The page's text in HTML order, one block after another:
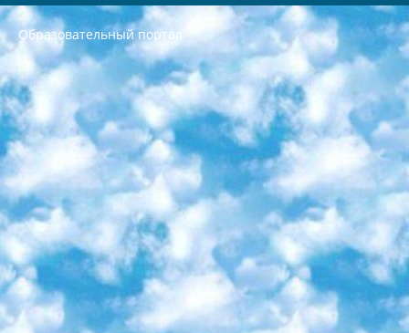
Образовательный портал
РЕСПУБЛИКА УЗБЕКИСТАН МИНИСТРЕРСТВО ДОШКОЛЬНОГО И ШКОЛЬНОГО ОБРАЗОВАНИЯ КОМАНДА в общеобразовательных учреждениях в 2023-2024 учебном году организация и проведение итоговой государственной аттестации обучающихся о Министра дошкольного и школьного образования Республики Узбекистан от 4 марта 2008 года (постановлением Минюста от 20 марта 2008 года № 1778 государственной регистрации) «Итоговое состояние учащихся общего среднего образования на основании положения об утверждении положения об аттестации общего среднего образования выпускной экзамен студентов в образовательных учреждениях в 2023-2024 учебном году В целях организации и прохождения аттестации приказываю: 1. Следующее: перечень предметов, по которым будет проводиться итоговая государственная аттестация и экзамен формы перевода согласно приложению 1; сертификаты международного образца, оценивающие уровень владения иностранными языками перечень согласно приложению 2; 2. Педагогический при специализированных образовательных учреждениях. научно-практический центр квалификации и международной оценки (Д.Давидова) 2024 г. До 25 марта: задания по предметам, по которым будет проводиться итоговая аттестация разработка и утверждение технических условий; итоговая аттестация на основании разработанного предметного задания разработка вопросов по предметам (устно и письменно), экзамен передача; общеобразовательные средние школы и специальные учебные заведения учащиеся выпускных классов школ и интернатов в агентской системе подготовка базы данных экзаменационных материалов и критериев оценки; перевод базы экзаменационных материалов на все языки обучения подать в Республиканский образовательный центр для изготовления; варианты экзаменов на основе разработанных контрольных материалов пусть будут поставлены задачи формирования. 3. Республиканский образовательный центр (Ш.Худайкулов) до 5 апреля 2024 года. до: база данных предоставленных экзаменационных материалов на все языки обучения перевод и экспертиза; для слепых, слабовидящих, глухих, слабослышащих и умственно отсталых детей учащиеся выпускных классов специализированных школ и школ-интернатов база данных экзаменационных материалов на всех преподаваемых языках подготовка критериев оценки; специализированные школы для умственно отсталых детей и технологии для учащихся выпускных классов школ-интернатов разработка соответствующих рекомендаций и критериев проведения ЕГЭ по естествознанию давать задания. 4. Педагогический при специализированных образовательных учреждениях. Научно-практический центр навыков и международной оценки (Д.Давидова), Республика образовательный центр (Худайкулов Ш.) итоговый государственный аттестационный экзамен ориентирован на творческое и логическое мышление при подготовке базы материалов учитывать введение заданий. 5. Следует отметить, что: сертификат государственного образца о знании общеобразовательного предмета и как минимум национальный уровень B1 по предметам на иностранных языках, указанным в Приложении 2. или международно признанный сертификат эквивалентного уровня студенты, изучающие определенный предмет, освобождаются от экзамена; по соответствующим предметам запланирована итоговая государственная аттестация за день до дня, путем жеребьевки Рабочей группой (в письменной форме по предметам, проводимым в форме) из числа сформированных вариантов выбрано 2 варианта; 2 выбранных варианта экзамена анонсированы на официальном сайте министерства и все выпускники по всей стране на основе этих вариантов проводит итоговую государственную аттестацию. 6. Государственное образование учащихся средних общеобразовательных учреждений. знания в соответствии с квалификационными требованиями, которые необходимо приобрести на основании стандартов итоговый (выпускной) контроль для 9 и 11 классов в целях тестирования Экзамены (далее – экзамены) состоят из предметов, перечисленных в приложении 1. будет сделано. 7. Экзамены пройдут с 26 мая по 15 июня 2024 г. (кроме науки физического воспитания). 8. Физическая для учащихся 9 классов общесредних образовательных учреждений. Экзамены по предмету «Образование, квалификация медицина» 1-6 мая 2024 года. сотрудники перевести под присмотр (с отклонениями в физическом или умственном развитии) специализированная школа для детей, школы-интернаты и со сколиозом школы-интернаты санаторного типа для больных детей исключены). 9. Он был слепым, слабовидящим и имел нарушения опорно-двигательного аппарата. экзамены в специализированных школах и интернатах для детей должны проводиться исходя из требований, предъявляемых к общеобразовательным учреждениям (физкультура кроме науки). 10. Специализированная школа для глухих и слабослышащих детей. и экзамены в интернатах и быть реализован в виде письменного теста по математике. 11. Специальность для умственно отсталых детей. Для 9 класса Родной язык и литературное письмо Государственный язык (язык обучения – узбекский). для неклассов) написано Математическое письмо Письменная/устная история Узбекистана Физическое воспитание практично Итоговый контроль Для 11 класса Написание родного языка и литературы (эссе) Математическое письмо Узбекский язык (обучение на узбекском языке) не посещающее общее среднее образование для учреждений)/Образовательное учреждение выбор письменный и устный Иностранный язык письменный/устный Письменная/устная история Узбекистана *По выбору студента:  Химия  Физика  Основы государственного права  География 10 бесплатных образовательных ресурсов - Мы составили подборку онлайн-проектов с интерактивными упражнениями, видеолекциями и статьями. Они помогут вам обрести новые и освежить старые знания бесплатно. 1. «ИНТУИТ» Старейшая образовательная площадка Рунета. Здесь вы найдёте сотни текстовых и видеокурсов на десятки различных тем — от программирования до психологии. Многие курсы подготовлены российскими университетами и крупными международными компаниями вроде Intel и Microsoft. Самостоятельное обучение бесплатное, но желающие могут оплатить услуги персональных наставников. 2. «Смартия» знакомит с актуальными профессиями и подсказывает, как им обучаться. Выбрав заинтересовавшую вас специальность — SMM-специалист, фотограф, веб-дизайнер или другую, — увидите список необходимых для неё умений. Чтобы вы могли освоить их самостоятельно, для каждого умения площадка отображает подборку ссылок на учебные материалы. Хотя «Смартия» ориентируется на русскоязычную аудиторию, часть контента всё же доступна только на английском. 3. «Лекторий Физтеха» Проект Московского физико-технического института (Физтеха). С его помощью вы можете смотреть онлайн серии лекций, записанные на видео в этом вузе. В числе доступных предметов — физика, биология, химия, информационные технологии и другие. К некоторым лекциям администрация ресурса прилагает готовые конспекты, которые можно скачивать в PDF-формате. 4. ITMOcourses Онлайн-площадка Санкт-Петербургского национального исследовательского университета информационных технологий, механики и оптики (ИТМО). Ресурс предоставляет свободный доступ к курсам, разработанным в этом вузе. Каталог материалов разбит на четыре категории: «Оптические системы и технологии», «Приборостроение и робототехника», «Информационные технологии» и «Биотехнологии». Курсы состоят из видеолекций, интерактивных демонстраций и заданий. 5. «КиберЛенинка» Электронная научная библиотека открытого доступа. Каталог площадки регулярно обрастает текстами статей из различных научных изданий. Сгруппированные по журналам и рубрикам публикации можно читать онлайн или скачивать целиком в PDF-формате. Проект нацелен на популяризацию науки за счёт открытого доступа к качественной информации. 6. «ПостНаука» На этом ресурсе публикуют подборки видеолекций, составленные экспертами из разных отраслей и объединённые общими темами. Среди них, к примеру, есть серии «Биоинформатика и геномика», «Культура средневековой Скандинавии» и Cinema Studies о теории кино. Каждая подборка лекций — логически связанная история, рассказанная экспертом от первого лица. Кроме того, на сайте появляются научно-образовательные статьи и тесты на разные темы. 7. «Newочём» Команда проекта «Newочём» отбирает самые интересные тексты из англоязычных СМИ и переводит те из них, за которые голосуют участники сообщества «ВКонтакте». По большей части это научно-популярные статьи. Редакторы придумывают лишь заголовки, в остальном содержание переводов соответствует оригиналам. Полные тексты можно читать прямо в социальной сети. 8. InternetUrok Онлайн-база материалов по основным дисциплинам школьной программы. Информация на сайте структурирована по классам, предметам и темам (урокам). Каждый урок состоит из видеолекций и конспектов. Есть также интерактивные тренажёры и тесты для закрепления пройденного материала. Даже если вы давно окончили школу, возможность повторить программу старших классов всегда может пригодиться. 9. Edutainme Ещё один ресурс об образовании. В отличие от Newtonew, как мне кажется, Edutainme больше ориентируется на представителей индустрии: педагогов, предпринимателей, разработчиков образовательных проектов. Но и любой, кто просто стремится к саморазвитию, найдёт на сайте много полезного и интересного для себя. Например, информацию о новых курсах и образовательных сервисах. 10. Newtonew Онлайн-медиа об образовании и обучении в широком смысле. Авторы Newtonew пишут об инструментах, заведениях, тактиках и стратегиях, которые помогают учить других и получать новые знания самостоятельно. На этой площадке вы найдёте новости, обзоры, аналитические мат